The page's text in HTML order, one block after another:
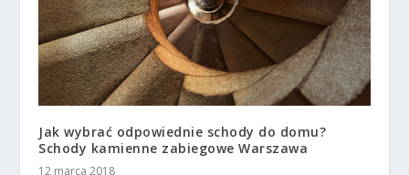
Jak wybrać odpowiednie schody do domu?
Schody kamienne zabiegowe Warszawa
12 marca 2018